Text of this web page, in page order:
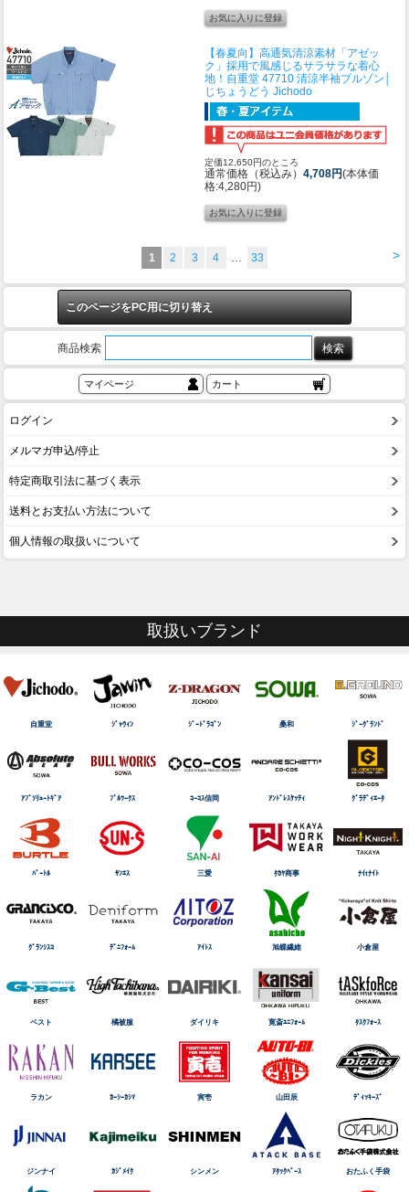
【春夏向】高通気清涼素材「アゼッ
ク」採用で風感じるサラサラな着心
地！ 自重堂 47710 清涼半袖ブルゾン│
じちょうどう Jichodo
定価12,650円のところ
通常価格（税込み） 4,708円(本体価
格:4,280円)
>
1 2 3 4 … 33
このページをPC用に切り替え
商品検索
マイページ カート
ログイン
メルマガ申込/停止
特定商取引法に基づく表示
送料とお支払い方法について
個人情報の取扱いについて
取扱いブランド
自重堂 ｼﾞｬｳｨﾝ ｼﾞｰﾄﾞﾗｺﾞﾝ 桑和 ｼﾞｰｸﾞﾗﾝﾄﾞ
ｱﾌﾞｿﾘｭｰﾄｷﾞｱ ﾌﾞﾙﾜｰｸｽ ｺｰｺｽ信岡 ｱﾝﾄﾞﾚｽｹｯﾃｨ ｸﾞﾗﾃﾞｨｴｰﾀ
ﾊﾞｰﾄﾙ ｻﾝｴｽ 三愛 ﾀｶﾔ商事 ﾅｲtﾅｲﾄ
ｸﾞﾗﾝｼｽｺ ﾃﾞﾆﾌｫｰﾑ ｱｲﾄｽ 旭蝶繊維 小倉屋
ベスト 橘被服 ダイリキ 寛斎ﾕﾆﾌｫｰﾑ ﾀｽｸﾌｫｰｽ
ラカン ｶｰｼｰｶｼﾏ 寅壱 山田辰 ﾃﾞｨｯｷｰｽﾞ
ジンナイ ｶｼﾞﾒｲｸ シンメン ｱﾀｯｸﾍﾞｰｽ おたふく手袋